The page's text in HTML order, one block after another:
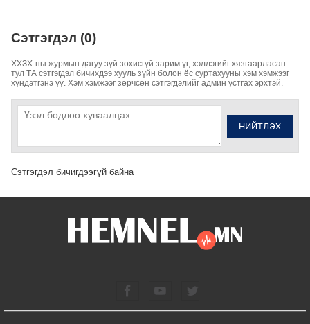
Сэтгэгдэл (0)
ХХЗХ-ны журмын дагуу зүй зохисгүй зарим үг, хэллэгийг хязгаарласан
тул ТА сэтгэгдэл бичихдээ хууль зүйн болон ёс суртахууны хэм хэмжээг
хүндэтгэнэ үү. Хэм хэмжээг зөрчсөн сэтгэгдэлийг админ устгах эрхтэй.
НИЙТЛЭХ
Сэтгэгдэл бичигдээгүй байна